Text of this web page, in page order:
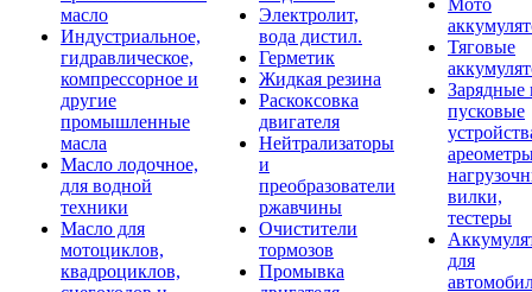
масло
Индустриальное,
гидравлическое,
компрессорное и
другие
промышленные
масла
Масло лодочное,
для водной
техники
Масло для
мотоциклов,
квадроциклов,
Электролит,
вода дистил.
Герметик
Жидкая резина
Раскоксовка
двигателя
Нейтрализаторы
и
преобразователи
ржавчины
Очистители
тормозов
Промывка
Мото
Тяговые
Зарядные
пусковые
вилки,
тестеры
для